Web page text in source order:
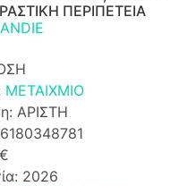
ΠΕΡΙΠΕΤΕΙΑ
ΜΕΤΑΙΧΜΙΟ
ΑΡΙΣΤΗ
2026